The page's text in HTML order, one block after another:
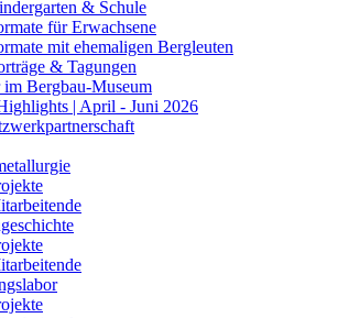
& Schule
für Erwachsene
mit ehemaligen Bergleuten
& Tagungen
im Bergbau-Museum
| April - Juni 2026